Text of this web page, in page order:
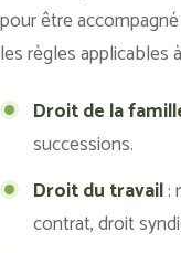
pour être
les règles applicables
Droit de la
successions.
Droit du travail:
contrat, droit